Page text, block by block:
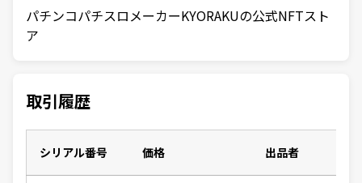
パチンコパチスロメーカーKYORAKUの公式NFTスト
ア
取引履歴
シリアル番号 価格 出品者